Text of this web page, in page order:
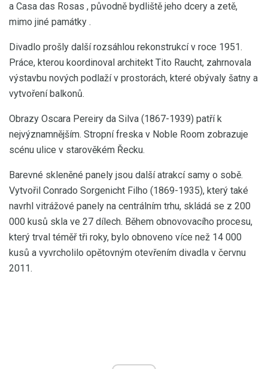
a Casa das Rosas , původně bydliště jeho dcery a zetě,
mimo jiné památky .
Divadlo prošly další rozsáhlou rekonstrukcí v roce 1951.
Práce, kterou koordinoval architekt Tito Raucht, zahrnovala
výstavbu nových podlaží v prostorách, které obývaly šatny a
vytvoření balkonů.
Obrazy Oscara Pereiry da Silva (1867-1939) patří k
nejvýznamnějším. Stropní freska v Noble Room zobrazuje
scénu ulice v starověkém Řecku.
Barevné skleněné panely jsou další atrakcí samy o sobě.
Vytvořil Conrado Sorgenicht Filho (1869-1935), který také
navrhl vitrážové panely na centrálním trhu, skládá se z 200
000 kusů skla ve 27 dílech. Během obnovovacího procesu,
který trval téměř tři roky, bylo obnoveno více než 14 000
kusů a vyvrcholilo opětovným otevřením divadla v červnu
2011.